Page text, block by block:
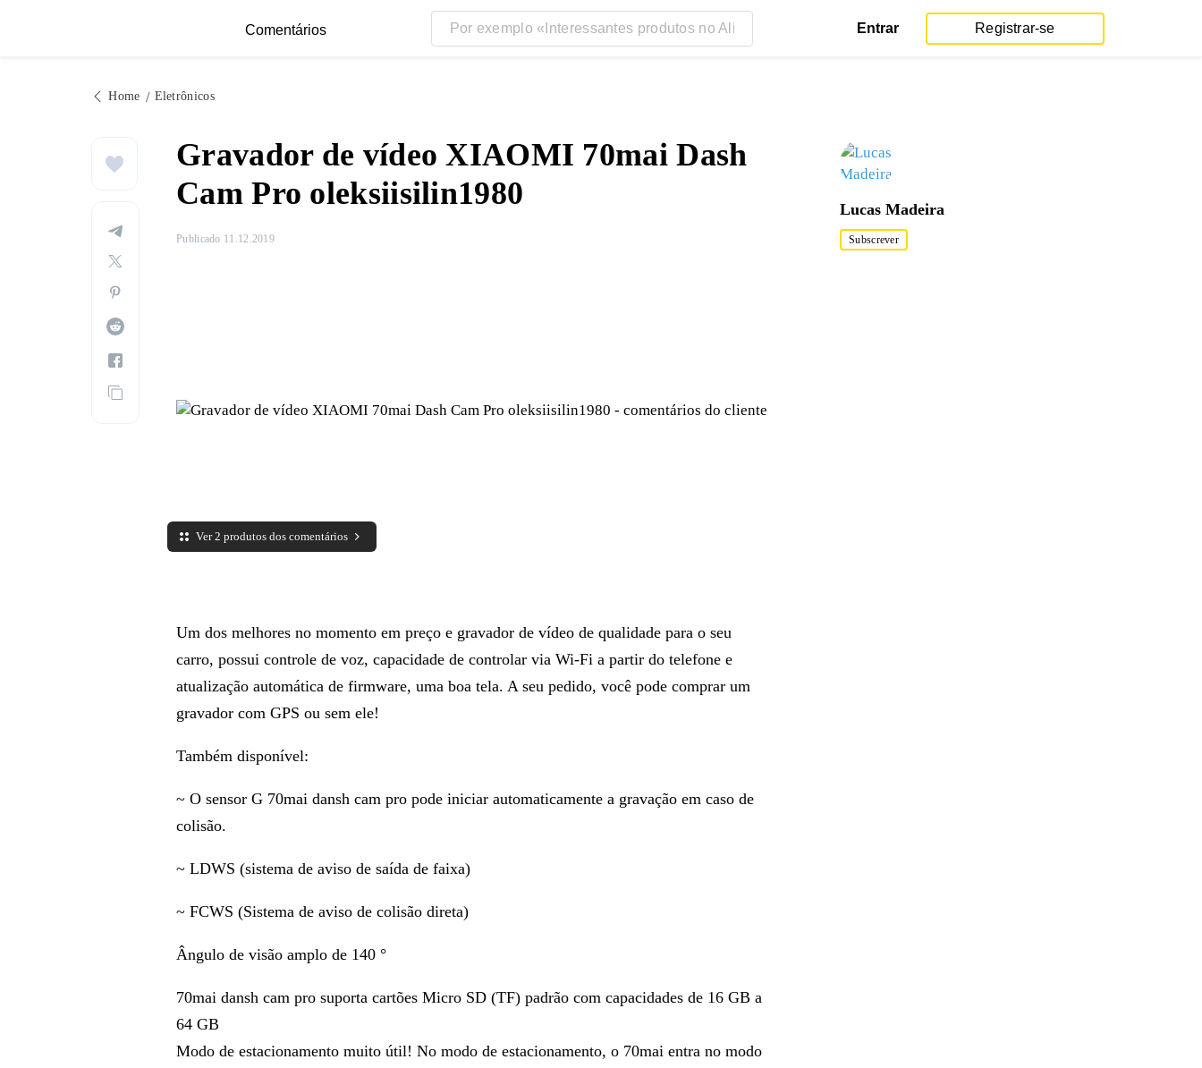
Comentários Entrar Registrar-se
Home Eletrônicos
Gravador de vídeo XIAOMI 70mai Dash
Cam Pro oleksiisilin1980
Publicado 11.12.2019
Ver 2 produtos dos comentários
Um dos melhores no momento em preço e gravador de vídeo de qualidade para o seu
carro, possui controle de voz, capacidade de controlar via Wi-Fi a partir do telefone e
atualização automática de firmware, uma boa tela. A seu pedido, você pode comprar um
gravador com GPS ou sem ele!
Também disponível:
~ O sensor G 70mai dansh cam pro pode iniciar automaticamente a gravação em caso de
colisão.
~ LDWS (sistema de aviso de saída de faixa)
~ FCWS (Sistema de aviso de colisão direta)
Ângulo de visão amplo de 140 °
70mai dansh cam pro suporta cartões Micro SD (TF) padrão com capacidades de 16 GB a
64 GB
Modo de estacionamento muito útil! No modo de estacionamento, o 70mai entra no modo
Lucas Madeira
Subscrever